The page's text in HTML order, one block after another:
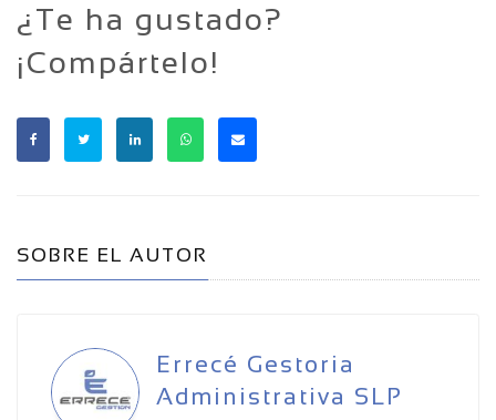
¿Te ha gustado?
¡Compártelo!
SOBRE EL AUTOR
Errecé Gestoria
Administrativa SLP